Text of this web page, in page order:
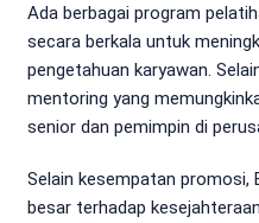
Ada berbagai program
secara berkala untuk
pengetahuan karyawan.
mentoring yang
senior dan pemimpin di
Selain kesempatan promosi,
besar terhadap